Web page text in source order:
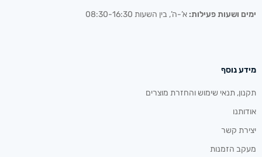
ימים ושעות פעילות: א’-ה’, בין השעות 08:30-16:30
מידע נוסף
תקנון, תנאי שימוש והחזרת מוצרים
אודותנו
יצירת קשר
מעקב הזמנות